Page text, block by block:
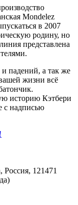
Mondelez
в 2007
родину, но
представлена
и падений, а так же
жизни всё
историю Кэтбери
с надписью
Россия, 121471